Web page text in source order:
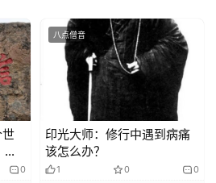
0
八点僧音
印光大师：修行中遇到病痛
该怎么办？
1 0 0